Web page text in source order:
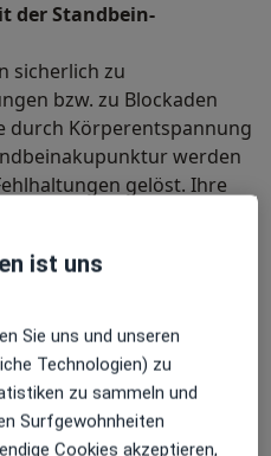
der Standbein-
sicherlich zu
bzw. zu Blockaden
durch Körperentspannung
werden
gelöst. Ihre
entspannte
Stress verringert sich.
ist uns
Sie uns und unseren
Technologien) zu
zu sammeln und
Surfgewohnheiten
Cookies akzeptieren,